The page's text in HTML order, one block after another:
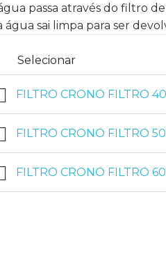
passa através do filtro
água sai limpa para ser
Selecionar
FILTRO CRONO FILTRO
FILTRO CRONO FILTRO
FILTRO CRONO FILTRO